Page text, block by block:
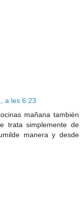
a les 6:23
mañana también
trata simplemente de
manera y desde